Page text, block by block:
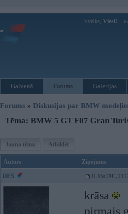
Sveiks, Viesi!
Galvenā Forums Galerijas
Forums » Diskusijas par BMW
Tēma: BMW 5 GT F07 Gran
Jauna tēma Atbildēt
Autors Ziņojums
DFS 11. Mar 2011,
krāsa
pirmais